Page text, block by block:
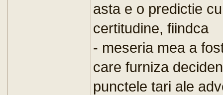
asta e o predictie
certitudine, fiindca
- meseria mea a
care furniza
punctele tari ale